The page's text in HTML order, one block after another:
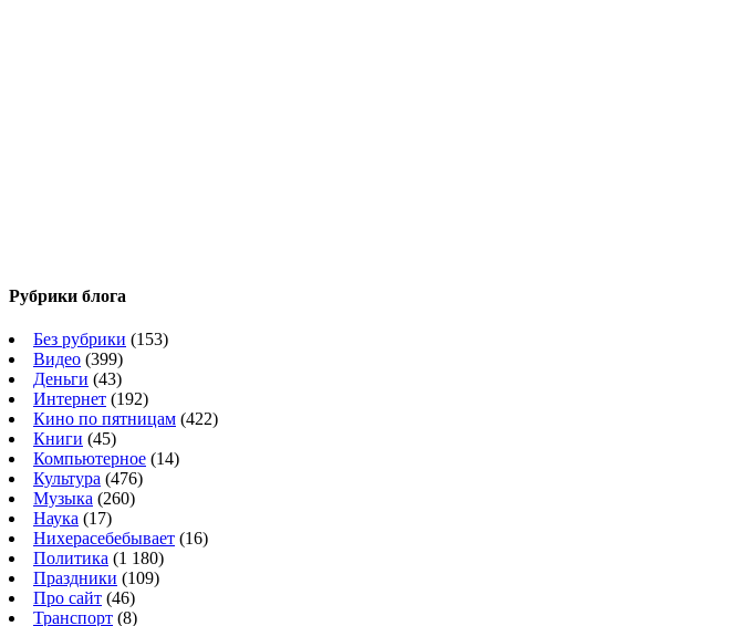
Рубрики блога
Без рубрики (153)
Видео (399)
Деньги (43)
Интернет (192)
Кино по пятницам (422)
Книги (45)
Компьютерное (14)
Культура (476)
Музыка (260)
Наука (17)
Нихерасебебывает (16)
Политика (1 180)
Праздники (109)
Про сайт (46)
Транспорт (8)